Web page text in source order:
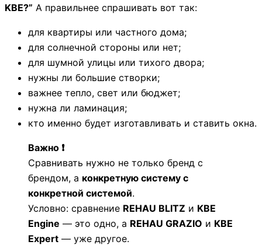
KBE?” А правильнее спрашивать вот так:
для квартиры или частного дома;
для солнечной стороны или нет;
для шумной улицы или тихого двора;
нужны ли большие створки;
важнее тепло, свет или бюджет;
нужна ли ламинация;
кто именно будет изготавливать и ставить окна.
Важно ❗
Сравнивать нужно не только бренд с
брендом, а конкретную систему с
конкретной системой.
Условно: сравнение REHAU BLITZ и KBE
Engine — это одно, а REHAU GRAZIO и KBE
Expert — уже другое.